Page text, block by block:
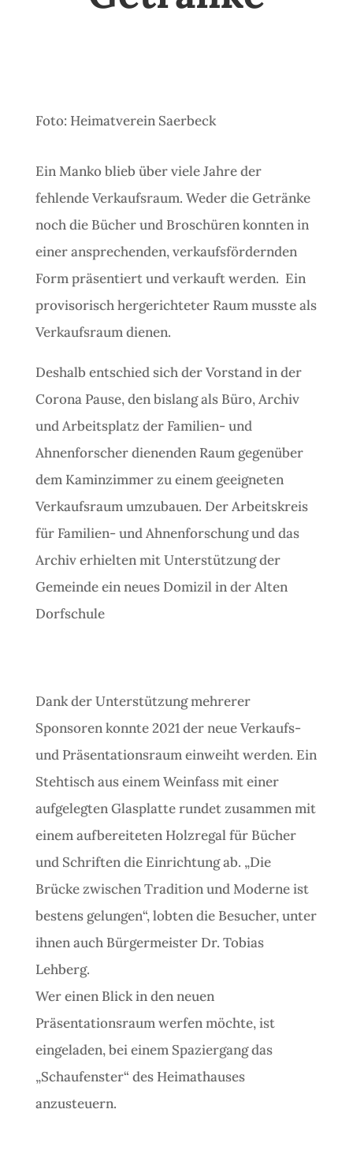
Foto: Heimatverein Saerbeck
Ein Manko blieb über viele Jahre der
fehlende Verkaufsraum. Weder die Getränke
noch die Bücher und Broschüren konnten in
einer ansprechenden, verkaufsfördernden
Form präsentiert und verkauft werden. Ein
provisorisch hergerichteter Raum musste als
Verkaufsraum dienen.
Deshalb entschied sich der Vorstand in der
Corona Pause, den bislang als Büro, Archiv
und Arbeitsplatz der Familien- und
Ahnenforscher dienenden Raum gegenüber
dem Kaminzimmer zu einem geeigneten
Verkaufsraum umzubauen. Der Arbeitskreis
für Familien- und Ahnenforschung und das
Archiv erhielten mit Unterstützung der
Gemeinde ein neues Domizil in der Alten
Dorfschule
Dank der Unterstützung mehrerer
Sponsoren konnte 2021 der neue Verkaufs-
und Präsentationsraum einweiht werden. Ein
Stehtisch aus einem Weinfass mit einer
aufgelegten Glasplatte rundet zusammen mit
einem aufbereiteten Holzregal für Bücher
und Schriften die Einrichtung ab. „Die
Brücke zwischen Tradition und Moderne ist
bestens gelungen“, lobten die Besucher, unter
ihnen auch Bürgermeister Dr. Tobias
Lehberg.
Wer einen Blick in den neuen
Präsentationsraum werfen möchte, ist
eingeladen, bei einem Spaziergang das
„Schaufenster“ des Heimathauses
anzusteuern.